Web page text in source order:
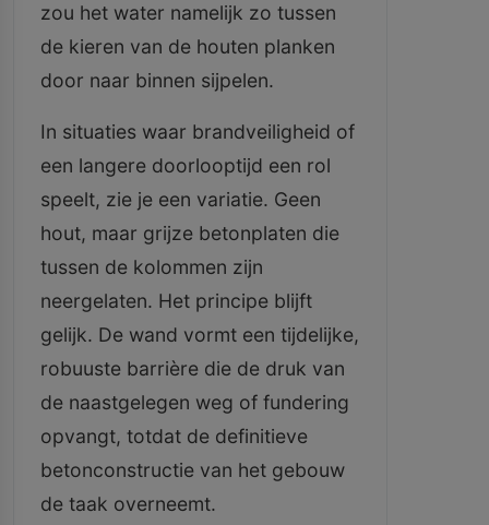
zou het water namelijk zo tussen
de kieren van de houten planken
door naar binnen sijpelen.
In situaties waar brandveiligheid of
een langere doorlooptijd een rol
speelt, zie je een variatie. Geen
hout, maar grijze betonplaten die
tussen de kolommen zijn
neergelaten. Het principe blijft
gelijk. De wand vormt een tijdelijke,
robuuste barrière die de druk van
de naastgelegen weg of fundering
opvangt, totdat de definitieve
betonconstructie van het gebouw
de taak overneemt.